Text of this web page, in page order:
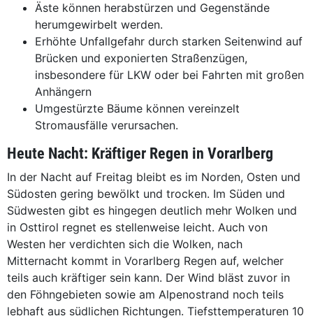
Äste können herabstürzen und Gegenstände
herumgewirbelt werden.
Erhöhte Unfallgefahr durch starken Seitenwind auf
Brücken und exponierten Straßenzügen,
insbesondere für LKW oder bei Fahrten mit großen
Anhängern
Umgestürzte Bäume können vereinzelt
Stromausfälle verursachen.
Heute Nacht: Kräftiger Regen in Vorarlberg
In der Nacht auf Freitag bleibt es im Norden, Osten und
Südosten gering bewölkt und trocken. Im Süden und
Südwesten gibt es hingegen deutlich mehr Wolken und
in Osttirol regnet es stellenweise leicht. Auch von
Westen her verdichten sich die Wolken, nach
Mitternacht kommt in Vorarlberg Regen auf, welcher
teils auch kräftiger sein kann. Der Wind bläst zuvor in
den Föhngebieten sowie am Alpenostrand noch teils
lebhaft aus südlichen Richtungen. Tiefsttemperaturen 10